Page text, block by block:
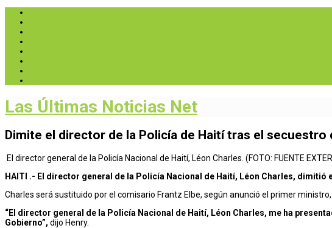
Las Últimas Noticias Net
Dimite el director de la Policía de Haití tras el
El director general de la Policía Nacional de Haití, Léon Charles. (FOTO: FUENTE
HAITI .- El director general de la Policía Nacional de Haití, Léon Charles, dimitió
Charles será sustituido por el comisario Frantz Elbe, según anunció el primer
“El director general de la Policía Nacional de Haití, Léon Charles, me ha
Gobierno”, dijo Henry.